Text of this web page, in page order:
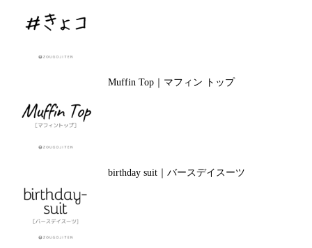
Muffin Top｜マフィン トップ
birthday suit｜バースデイスーツ